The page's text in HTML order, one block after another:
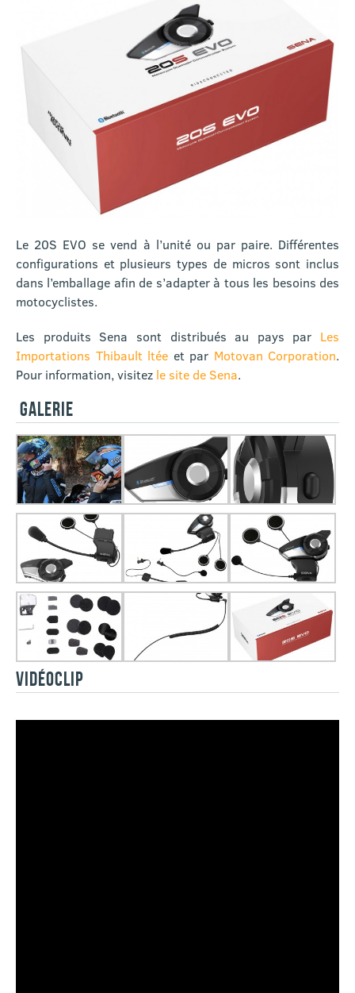
Le 20S EVO se vend à l’unité ou par paire. Différentes
configurations et plusieurs types de micros sont inclus
dans l’emballage afin de s’adapter à tous les besoins des
motocyclistes.
Les produits Sena sont distribués au pays par Les
Importations Thibault ltée et par Motovan Corporation.
Pour information, visitez le site de Sena.
GALERIE
VIDÉOCLIP